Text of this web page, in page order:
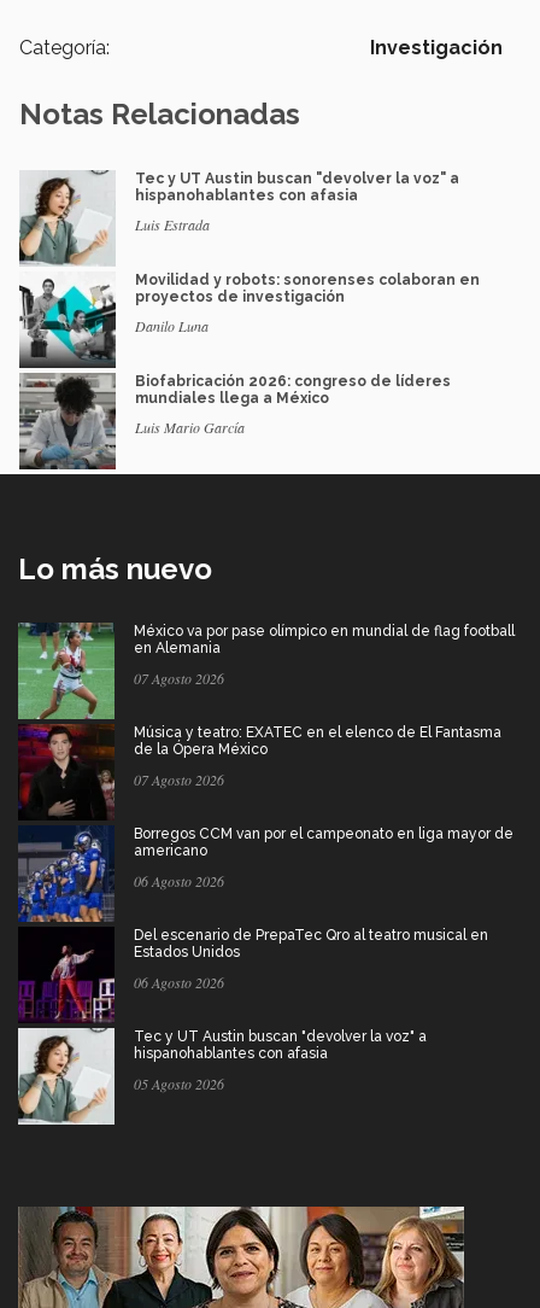
Categoría: Investigación
Notas Relacionadas
Tec y UT Austin buscan "devolver la voz" a
hispanohablantes con afasia
Luis Estrada
Movilidad y robots: sonorenses colaboran en
proyectos de investigación
Danilo Luna
Biofabricación 2026: congreso de líderes
mundiales llega a México
Luis Mario García
Lo más nuevo
México va por pase olímpico en mundial de flag football
en Alemania
07 Agosto 2026
Música y teatro: EXATEC en el elenco de El Fantasma
de la Ópera México
07 Agosto 2026
Borregos CCM van por el campeonato en liga mayor de
americano
06 Agosto 2026
Del escenario de PrepaTec Qro al teatro musical en
Estados Unidos
06 Agosto 2026
Tec y UT Austin buscan "devolver la voz" a
hispanohablantes con afasia
05 Agosto 2026